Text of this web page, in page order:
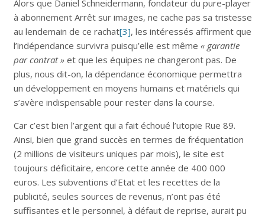
Alors que Daniel Schneidermann, fondateur du pure-player
à abonnement Arrêt sur images, ne cache pas sa tristesse
au lendemain de ce rachat[3], les intéressés affirment que
l’indépendance survivra puisqu’elle est même « garantie
par contrat » et que les équipes ne changeront pas. De
plus, nous dit-on, la dépendance économique permettra
un développement en moyens humains et matériels qui
s’avère indispensable pour rester dans la course.
Car c’est bien l’argent qui a fait échoué l’utopie Rue 89.
Ainsi, bien que grand succès en termes de fréquentation
(2 millions de visiteurs uniques par mois), le site est
toujours déficitaire, encore cette année de 400 000
euros. Les subventions d’Etat et les recettes de la
publicité, seules sources de revenus, n’ont pas été
suffisantes et le personnel, à défaut de reprise, aurait pu